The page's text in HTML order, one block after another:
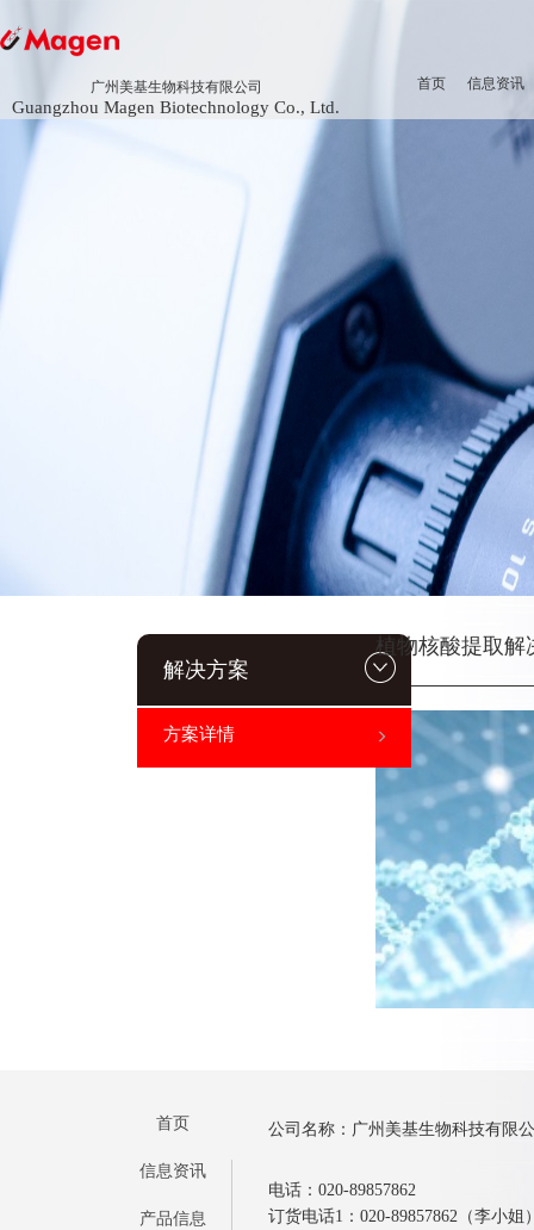
广州美基生物科技有限公司
Guangzhou Magen Biotechnology Co., Ltd.
首页 信息资讯
解决方案
方案详情
植物核酸提取解
首页
信息资讯
产品信息
公司名称：广州美基生物科技有限
电话：020-89857862
订货电话1：020-89857862（李小姐